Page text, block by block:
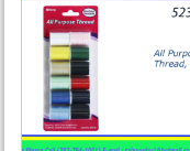
404-
Purpose
Thread,
Multi